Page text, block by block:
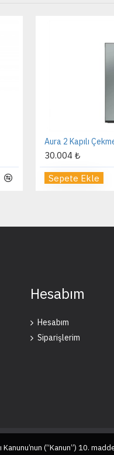
Aura 2 Kapılı
30.004 ₺
Sepete Ekle
Hesabım
Hesabım
Siparişlerim
(“Kanun”) 10.